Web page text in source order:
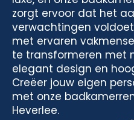
zorgt ervoor dat het
verwachtingen
met ervaren
te transformeren met
elegant design en
Creëer jouw eigen
met onze
Heverlee.